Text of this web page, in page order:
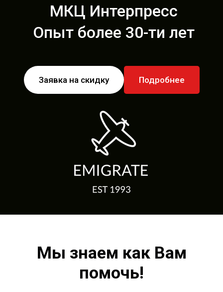
МКЦ Интерпресс
Опыт более 30-ти лет
Заявка на скидку Подробнее
Мы знаем как Вам
помочь!